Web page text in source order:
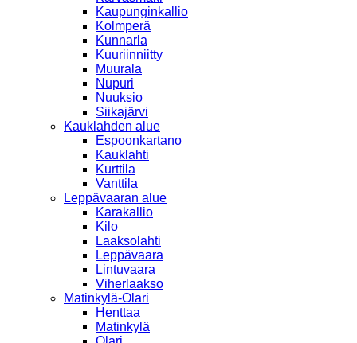
Kaupunginkallio
Kolmperä
Kunnarla
Kuuriinniitty
Muurala
Nupuri
Nuuksio
Siikajärvi
Kauklahden alue
Espoonkartano
Kauklahti
Kurttila
Vanttila
Leppävaaran alue
Karakallio
Kilo
Laaksolahti
Leppävaara
Lintuvaara
Viherlaakso
Matinkylä-Olari
Henttaa
Matinkylä